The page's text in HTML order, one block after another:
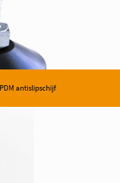
antislipschijf